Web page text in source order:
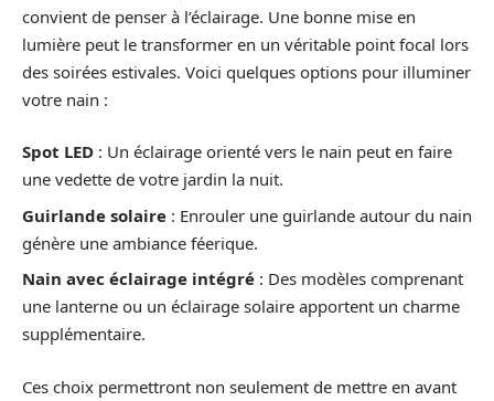
convient de penser à l’éclairage. Une bonne mise en
lumière peut le transformer en un véritable point focal lors
des soirées estivales. Voici quelques options pour illuminer
votre nain :
Spot LED : Un éclairage orienté vers le nain peut en faire
une vedette de votre jardin la nuit.
Guirlande solaire : Enrouler une guirlande autour du nain
génère une ambiance féerique.
Nain avec éclairage intégré : Des modèles comprenant
une lanterne ou un éclairage solaire apportent un charme
supplémentaire.
Ces choix permettront non seulement de mettre en avant